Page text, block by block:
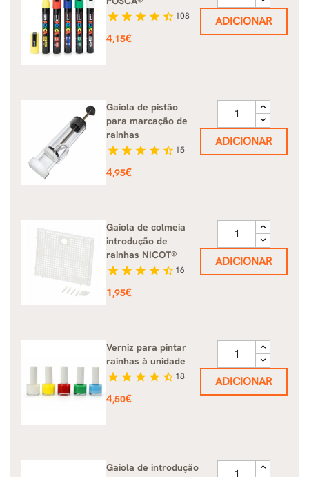
star star star star star_half 108
Preço
4,15€
ADICIONAR
Gaiola de pistão
para marcação de
rainhas
star star star star star_half 15
Preço
4,95€
ADICIONAR
Gaiola de colmeia
introdução de
rainhas NICOT®
star star star star star_half 16
Preço
1,95€
ADICIONAR
Verniz para pintar
rainhas à unidade
star star star star star_half 18
Preço
4,50€
ADICIONAR
Gaiola de introdução